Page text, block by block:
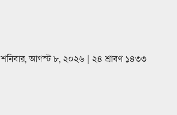
শনিবার, আগস্ট ৮, ২০২৬ | ২৪ শ্রাবণ ১৪৩৩